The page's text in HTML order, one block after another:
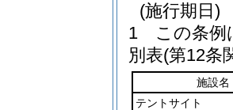
(施行期日)
1
この条例
別表(第12条
施設名
テントサイト